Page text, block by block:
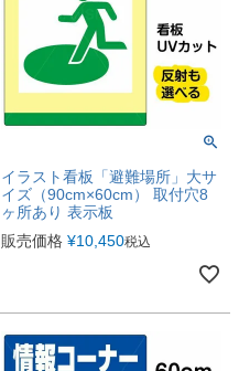
イラスト看板「避難場所」大サ
イズ（90cm×60cm） 取付穴8
ヶ所あり 表示板
販売価格 ¥10,450税込